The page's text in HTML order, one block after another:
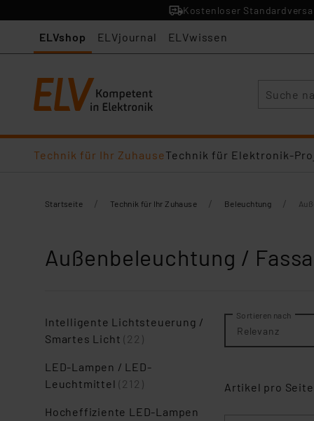
Kostenloser
ELVshop ELVjournal ELVwissen
Technik für Ihr ZuhauseTechnik für Elektronik-
Startseite / Technik für Ihr Zuhause / Beleuchtung /
Außenbeleuchtung /
Intelligente Lichtsteuerung /
Smartes Licht(22)
LED-Lampen / LED-
Leuchtmittel(212)
Hocheffiziente LED-Lampen
Sortieren nach
Relevanz
Artikel pro